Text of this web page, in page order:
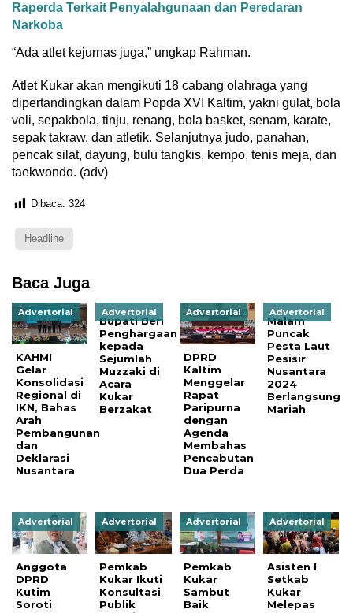
Raperda Terkait Penyalahgunaan dan Peredaran
Narkoba
“Ada atlet kejurnas juga,” ungkap Rahman.
Atlet Kukar akan mengikuti 18 cabang olahraga yang
dipertandingkan dalam Popda XVI Kaltim, yakni gulat, bola
voli, sepakbola, tinju, renang, bola basket, senam, karate,
sepak takraw, dan atletik. Selanjutnya judo, panahan,
pencak silat, dayung, bulu tangkis, kempo, tenis meja, dan
taekwondo. (adv)
Dibaca: 324
Headline
Baca Juga
Advertorial
KAHMI
Gelar
Konsolidasi
Regional di
IKN, Bahas
Arah
Pembangunan
dan
Deklarasi
Nusantara
Advertorial
Bupati Beri
Penghargaan
kepada
Sejumlah
Muzzaki di
Acara
Kukar
Berzakat
Advertorial
DPRD
Kaltim
Menggelar
Rapat
Paripurna
dengan
Agenda
Membahas
Pencabutan
Dua Perda
Advertorial
Malam
Puncak
Pesta Laut
Pesisir
Nusantara
2024
Berlangsung
Mariah
Advertorial
Anggota
DPRD
Kutim
Soroti
Advertorial
Pemkab
Kukar Ikuti
Konsultasi
Publik
Advertorial
Pemkab
Kukar
Sambut
Baik
Advertorial
Asisten I
Setkab
Kukar
Melepas